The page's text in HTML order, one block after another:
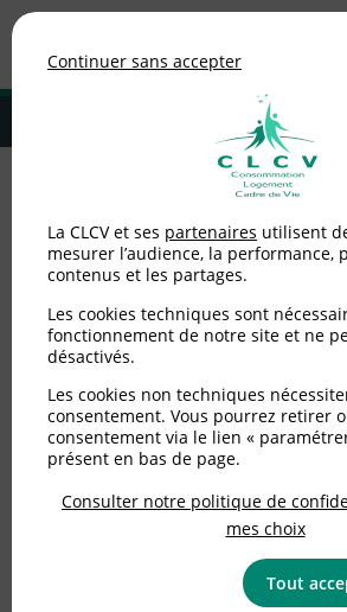
MENU
Adhérer à la CLCV
à l'ordre du jour.
Objet des
portées à l'ordre
Publié le25/09/2007(mis à jour le29/01/
Logement
Continuer sans accepter
La CLCV et ses partenaires utilisent
mesurer l’audience, la performance,
contenus et les partages.
Les cookies techniques sont
fonctionnement de notre site et ne
désactivés.
Les cookies non techniques
consentement. Vous pourrez retirer
consentement via le lien «
présent en bas de page.
Consulter notre politique de
mes choix
Tout